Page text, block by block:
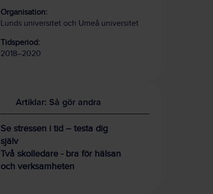
Organisation:
Lunds universitet och Umeå universitet
Tidsperiod:
2018–2020
Artiklar: Så gör andra
Se stressen i tid – testa dig
själv
Två skolledare - bra för hälsan
och verksamheten